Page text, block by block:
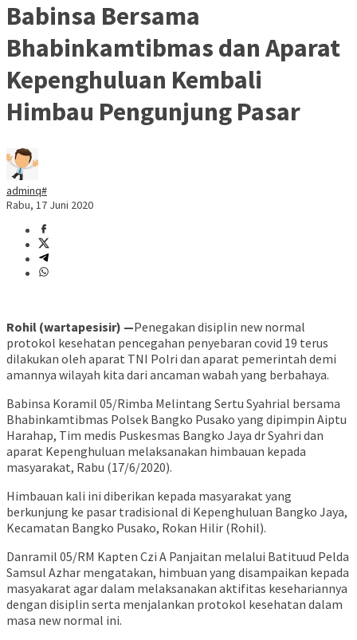
Babinsa Bersama
Bhabinkamtibmas dan Aparat
Kepenghuluan Kembali
Himbau Pengunjung Pasar
adminq#
Rabu, 17 Juni 2020
Rohil (wartapesisir) —Penegakan disiplin new normal
protokol kesehatan pencegahan penyebaran covid 19 terus
dilakukan oleh aparat TNI Polri dan aparat pemerintah demi
amannya wilayah kita dari ancaman wabah yang berbahaya.
Babinsa Koramil 05/Rimba Melintang Sertu Syahrial bersama
Bhabinkamtibmas Polsek Bangko Pusako yang dipimpin Aiptu
Harahap, Tim medis Puskesmas Bangko Jaya dr Syahri dan
aparat Kepenghuluan melaksanakan himbauan kepada
masyarakat, Rabu (17/6/2020).
Himbauan kali ini diberikan kepada masyarakat yang
berkunjung ke pasar tradisional di Kepenghuluan Bangko Jaya,
Kecamatan Bangko Pusako, Rokan Hilir (Rohil).
Danramil 05/RM Kapten Czi A Panjaitan melalui Batituud Pelda
Samsul Azhar mengatakan, himbuan yang disampaikan kepada
masyakarat agar dalam melaksanakan aktifitas kesehariannya
dengan disiplin serta menjalankan protokol kesehatan dalam
masa new normal ini.